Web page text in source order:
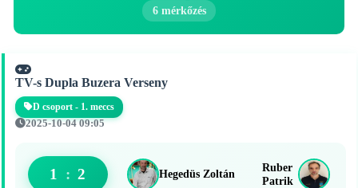
6 mérkőzés
TV-s Dupla Buzera Verseny
D csoport - 1. meccs
2025-10-04 09:05
Hegedüs Zoltán
1 : 2
Ruber
Patrik